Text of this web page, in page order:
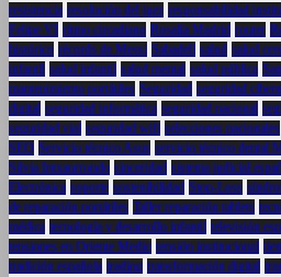
resistencia resolución del juez responsabilidad
Felipe VI ritmo circadiano Rosalía Madrid router
histórico récords de Messi Sabadell salud salud
infantil salud infantil salud mental salud pública
mantenimiento portátiles Seguridad seguridad
digital seguridad informática seguridad nacional
seguridad vial seguridad wifi selecciones nacionales
SEO Servicio técnico Asus servicio técnico dental
Silvia Intxaurrondo sinceridad sistema judicial
Electrónica soporte sostenibilidad Stop-Loss
de reparación portátiles Taller reparación tablets
médica tecnología y desarrollo infantil televisión
tensiones en Oriente Medio tensión institucional
tradición española trading transformación digital